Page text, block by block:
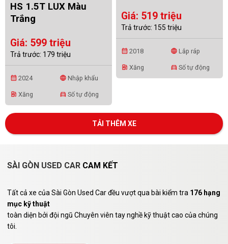
HS 1.5T LUX Màu
Trắng
Giá: 599 triệu
Trả trước: 179 triệu
calendar_month 2024 language Nhập khẩu
ev_station Xăng directions_car Số tự động
Giá: 519 triệu
Trả trước: 155 triệu
calendar_month 2018 language Lắp ráp
ev_station Xăng directions_car Số tự động
TẢI THÊM XE
SÀI GÒN USED CAR CAM KẾT
Tất cả xe của Sài Gòn Used Car đều vượt qua bài kiểm tra 176 hạng
mục kỹ thuật
toàn diện bởi đội ngũ Chuyên viên tay nghề kỹ thuật cao của chúng
tôi.